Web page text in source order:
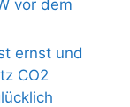
vor dem
ernst und
CO2